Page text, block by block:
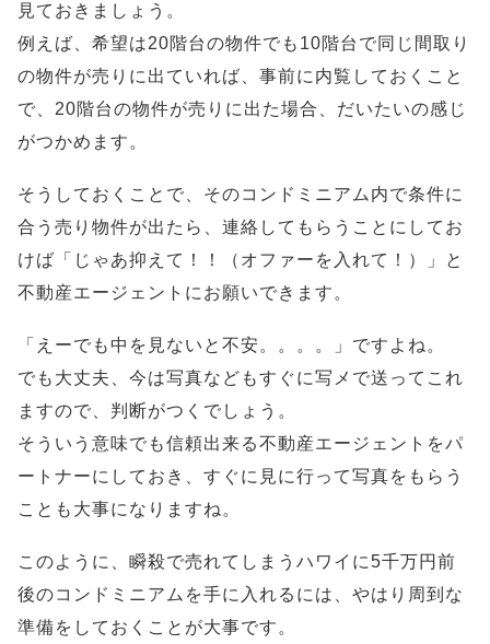
見ておきましょう。
例えば、希望は20階台の物件でも10階台で同じ間取り
の物件が売りに出ていれば、事前に内覧しておくこと
で、20階台の物件が売りに出た場合、だいたいの感じ
がつかめます。
そうしておくことで、そのコンドミニアム内で条件に
合う売り物件が出たら、連絡してもらうことにしてお
けば「じゃあ抑えて！！（オファーを入れて！）」と
不動産エージェントにお願いできます。
「えーでも中を見ないと不安。。。。」ですよね。
でも大丈夫、今は写真などもすぐに写メで送ってこれ
ますので、判断がつくでしょう。
そういう意味でも信頼出来る不動産エージェントをパ
ートナーにしておき、すぐに見に行って写真をもらう
ことも大事になりますね。
このように、瞬殺で売れてしまうハワイに5千万円前
後のコンドミニアムを手に入れるには、やはり周到な
準備をしておくことが大事です。